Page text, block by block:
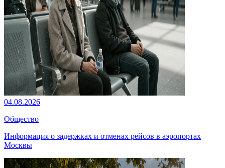
04.08.2026
Общество
Информация о задержках и отменах рейсов в аэропортах
Москвы